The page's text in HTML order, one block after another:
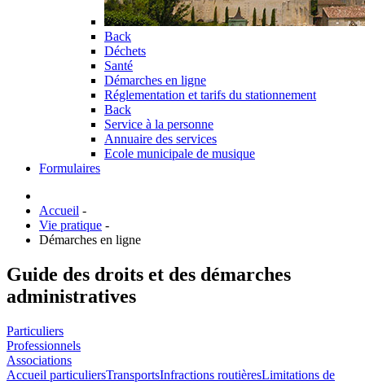
Back
Déchets
Santé
Démarches en ligne
Réglementation et tarifs du stationnement
Back
Service à la personne
Annuaire des services
Ecole municipale de musique
Formulaires
Accueil -
Vie pratique -
Démarches en ligne
Guide des droits et des démarches
administratives
Particuliers
Professionnels
Associations
Accueil particuliersTransportsInfractions routièresLimitations de